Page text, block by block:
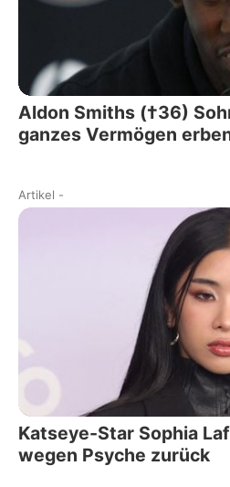
Aldon Smiths (†36)
ganzes Vermögen
Artikel -
Katseye-Star Sophia
wegen Psyche zurück